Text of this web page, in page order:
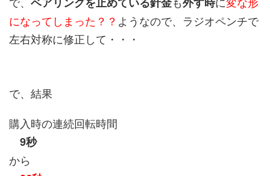
になってしまった？？ ようなので、ラジオペンチで
左右対称に修正して・・・
で、結果
購入時の連続回転時間
9秒
から